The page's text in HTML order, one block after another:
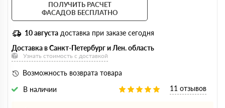
ПОЛУЧИТЬ РАСЧЕТ
ФАСАДОВ БЕСПЛАТНО
10 августа доставка при заказе сегодня
Доставка в Санкт-Петербург и Лен. область
Узнать стоимость с доставкой
Возможность возврата товара
В наличии
11 отзывов